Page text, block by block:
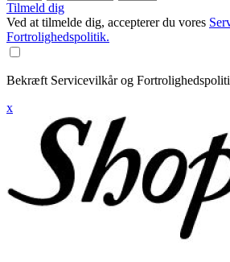
Tilmeld dig
Ved at tilmelde dig, accepterer du vores
Fortrolighedspolitik.
Bekræft Servicevilkår og
x